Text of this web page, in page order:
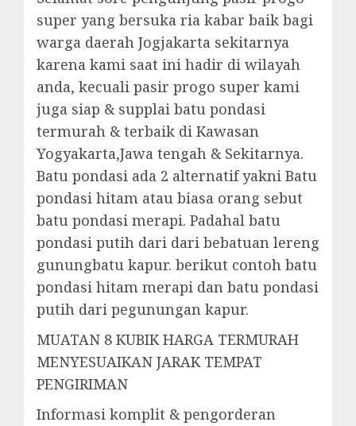
super yang bersuka ria kabar baik bagi
warga daerah Jogjakarta sekitarnya
karena kami saat ini hadir di wilayah
anda, kecuali pasir progo super kami
juga siap & supplai batu pondasi
termurah & terbaik di Kawasan
Yogyakarta,Jawa tengah & Sekitarnya.
Batu pondasi ada 2 alternatif yakni Batu
pondasi hitam atau biasa orang sebut
batu pondasi merapi. Padahal batu
pondasi putih dari dari bebatuan lereng
gunungbatu kapur. berikut contoh batu
pondasi hitam merapi dan batu pondasi
putih dari pegunungan kapur.
MUATAN 8 KUBIK HARGA TERMURAH
MENYESUAIKAN JARAK TEMPAT
PENGIRIMAN
Informasi komplit & pengorderan